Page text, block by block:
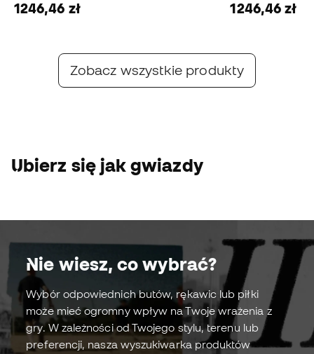
1246,46 zł 1246,46 zł
Zobacz wszystkie produkty
Nowe F50, Predator & Copa
Zobacz pakiet
Nowe Mercurial, Phantom & Tiempo
Zobacz pakiet
Ubierz się jak gwiazdy
Nie wiesz, co wybrać?
Wybór odpowiednich butów, rękawic lub piłki
może mieć ogromny wpływ na Twoje wrażenia z
gry. W zależności od Twojego stylu, terenu lub
preferencji, nasza wyszukiwarka produktów
Buty piłkarskie